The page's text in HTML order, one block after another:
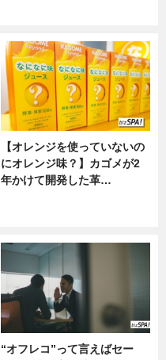
【オレンジを使っていないの
にオレンジ味？】カゴメが2
年かけて開発した革…
“オフレコ”って言えばセー